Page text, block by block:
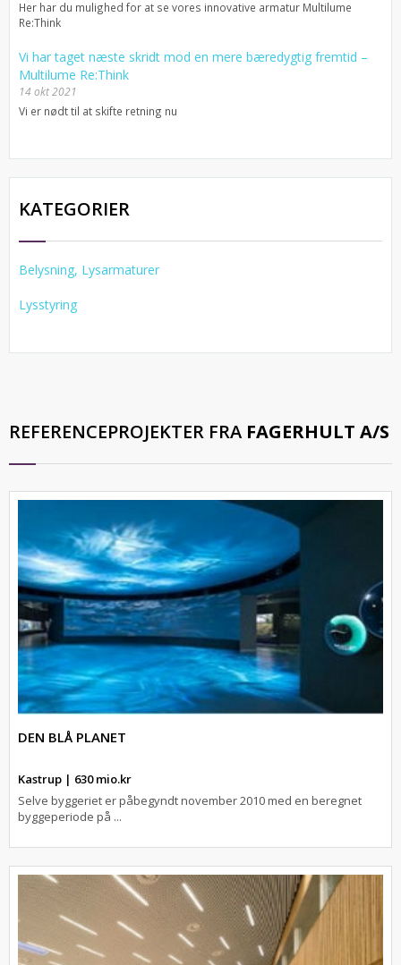
Her har du mulighed for at se vores innovative armatur Multilume
Re:Think
Vi har taget næste skridt mod en mere bæredygtig fremtid –
Multilume Re:Think
14 okt 2021
Vi er nødt til at skifte retning nu
KATEGORIER
Belysning, Lysarmaturer
Lysstyring
REFERENCEPROJEKTER FRA FAGERHULT A/S
DEN BLÅ PLANET
Kastrup | 630 mio.kr
Selve byggeriet er påbegyndt november 2010 med en beregnet
byggeperiode på ...